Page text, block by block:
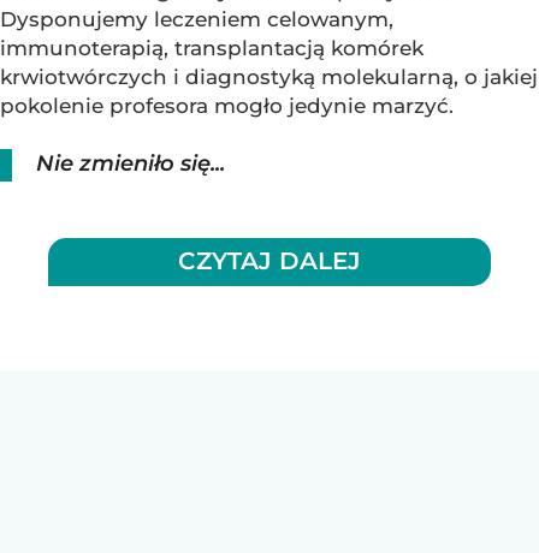
Dysponujemy leczeniem celowanym,
immunoterapią, transplantacją komórek
krwiotwórczych i diagnostyką molekularną, o jakiej
pokolenie profesora mogło jedynie marzyć.
Nie zmieniło się...
CZYTAJ DALEJ